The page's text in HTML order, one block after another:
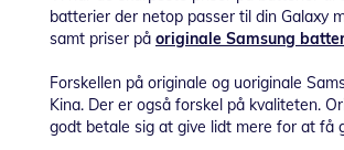
batterier der netop passer til din Galaxy
samt priser på originale Samsung
Forskellen på originale og uoriginale
Kina. Der er også forskel på kvaliteten.
godt betale sig at give lidt mere for at få